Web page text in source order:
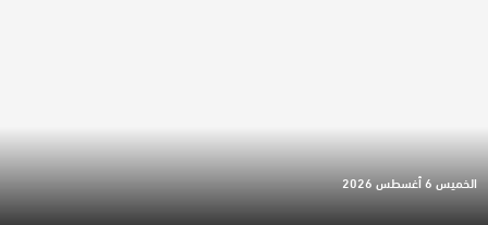
الخميس 6 أغسطس 2026